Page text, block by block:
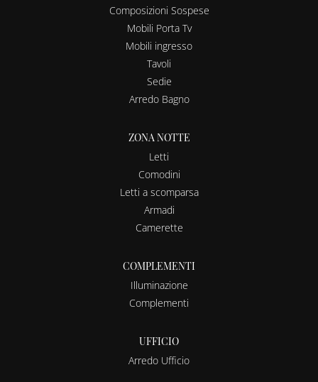
Composizioni Sospese
Mobili Porta Tv
Mobili ingresso
Tavoli
Sedie
Arredo Bagno
ZONA NOTTE
Letti
Comodini
Letti a scomparsa
Armadi
Camerette
COMPLEMENTI
Illuminazione
Complementi
UFFICIO
Arredo Ufficio